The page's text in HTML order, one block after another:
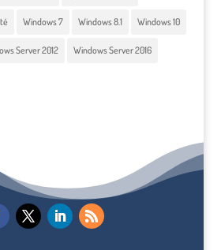
Windows 7 Windows 8.1 Windows 10
Server 2012 Windows Server 2016